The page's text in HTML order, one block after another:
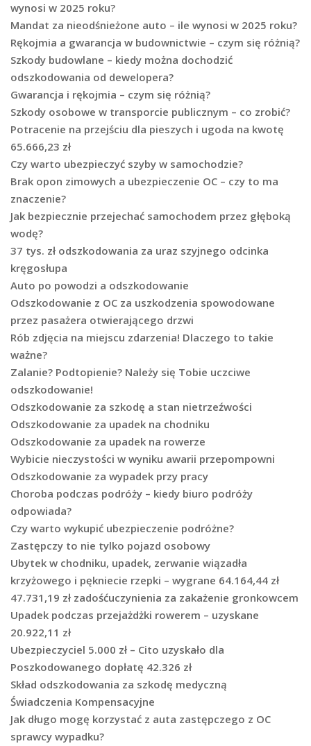
wynosi w 2025 roku?
Mandat za nieodśnieżone auto – ile wynosi w 2025 roku?
Rękojmia a gwarancja w budownictwie – czym się różnią?
Szkody budowlane – kiedy można dochodzić
odszkodowania od dewelopera?
Gwarancja i rękojmia – czym się różnią?
Szkody osobowe w transporcie publicznym – co zrobić?
Potracenie na przejściu dla pieszych i ugoda na kwotę
65.666,23 zł
Czy warto ubezpieczyć szyby w samochodzie?
Brak opon zimowych a ubezpieczenie OC – czy to ma
znaczenie?
Jak bezpiecznie przejechać samochodem przez głęboką
wodę?
37 tys. zł odszkodowania za uraz szyjnego odcinka
kręgosłupa
Auto po powodzi a odszkodowanie
Odszkodowanie z OC za uszkodzenia spowodowane
przez pasażera otwierającego drzwi
Rób zdjęcia na miejscu zdarzenia! Dlaczego to takie
ważne?
Zalanie? Podtopienie? Należy się Tobie uczciwe
odszkodowanie!
Odszkodowanie za szkodę a stan nietrzeźwości
Odszkodowanie za upadek na chodniku
Odszkodowanie za upadek na rowerze
Wybicie nieczystości w wyniku awarii przepompowni
Odszkodowanie za wypadek przy pracy
Choroba podczas podróży – kiedy biuro podróży
odpowiada?
Czy warto wykupić ubezpieczenie podróżne?
Zastępczy to nie tylko pojazd osobowy
Ubytek w chodniku, upadek, zerwanie wiązadła
krzyżowego i pękniecie rzepki – wygrane 64.164,44 zł
47.731,19 zł zadośćuczynienia za zakażenie gronkowcem
Upadek podczas przejażdżki rowerem – uzyskane
20.922,11 zł
Ubezpieczyciel 5.000 zł – Cito uzyskało dla
Poszkodowanego dopłatę 42.326 zł
Skład odszkodowania za szkodę medyczną
Świadczenia Kompensacyjne
Jak długo mogę korzystać z auta zastępczego z OC
sprawcy wypadku?